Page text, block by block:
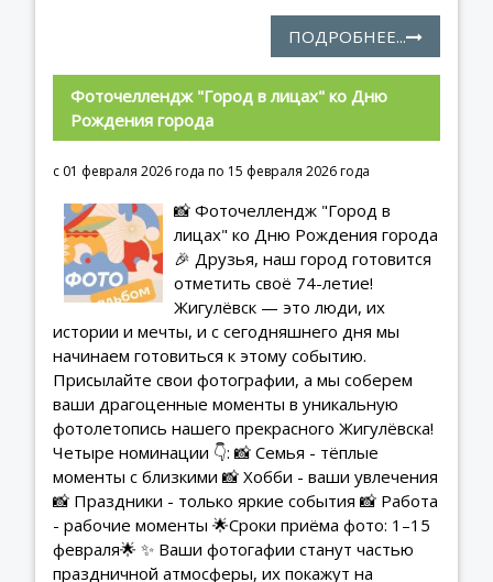
ПОДРОБНЕЕ...
Фоточеллендж "Город в лицах" ко Дню
Рождения города
с 01 февраля 2026 года по 15 февраля 2026 года
📸 Фоточеллендж "Город в
лицах" ко Дню Рождения города
🎉 Друзья, наш город готовится
отметить своё 74-летие!
Жигулёвск — это люди, их
истории и мечты, и с сегодняшнего дня мы
начинаем готовиться к этому событию.
Присылайте свои фотографии, а мы соберем
ваши драгоценные моменты в уникальную
фотолетопись нашего прекрасного Жигулёвска!
Четыре номинации 👇: 📸 Семья - тёплые
моменты с близкими 📸 Хобби - ваши увлечения
📸 Праздники - только яркие события 📸 Работа
- рабочие моменты 🌟Сроки приёма фото: 1–15
февраля🌟 ✨ Ваши фотогафии станут частью
праздничной атмосферы, их покажут на